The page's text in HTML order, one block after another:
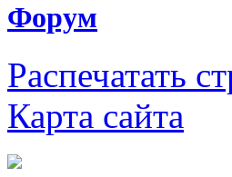
Форум
Распечатать
Карта сайта